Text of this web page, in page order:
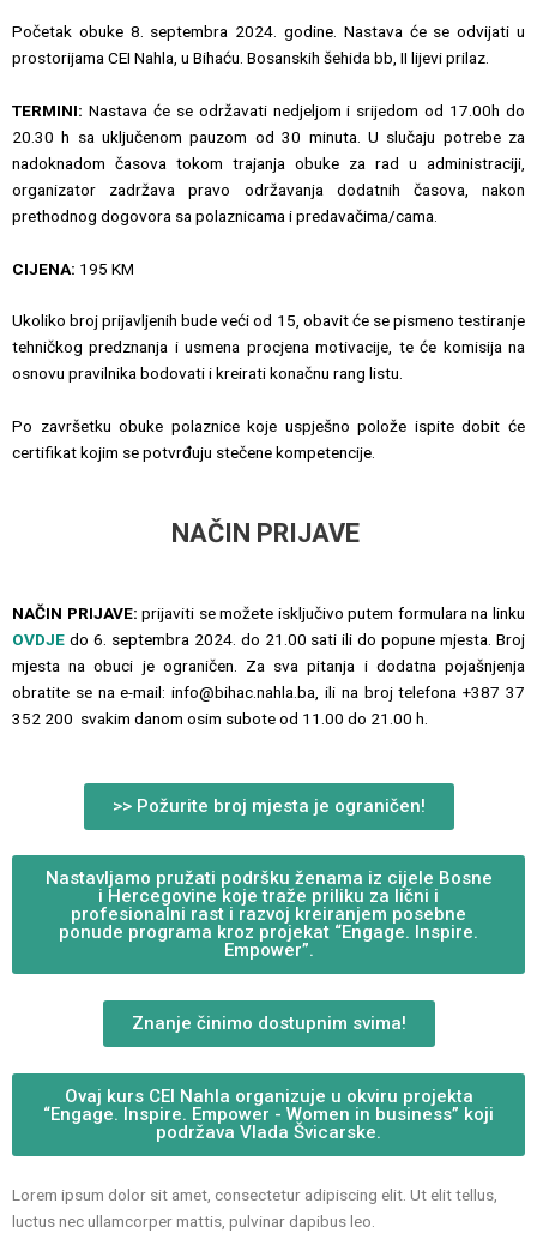
Početak obuke 8. septembra 2024. godine. Nastava će se odvijati u
prostorijama CEI Nahla, u Bihaću. Bosanskih šehida bb, II lijevi prilaz.
TERMINI: Nastava će se održavati nedjeljom i srijedom od 17.00h do
20.30 h sa uključenom pauzom od 30 minuta. U slučaju potrebe za
nadoknadom časova tokom trajanja obuke za rad u administraciji,
organizator zadržava pravo održavanja dodatnih časova, nakon
prethodnog dogovora sa polaznicama i predavačima/cama.
CIJENA: 195 KM
Ukoliko broj prijavljenih bude veći od 15, obavit će se pismeno testiranje
tehničkog predznanja i usmena procjena motivacije, te će komisija na
osnovu pravilnika bodovati i kreirati konačnu rang listu.
Po završetku obuke polaznice koje uspješno polože ispite dobit će
certifikat kojim se potvrđuju stečene kompetencije.
NAČIN PRIJAVE
NAČIN PRIJAVE: prijaviti se možete isključivo putem formulara na linku
OVDJE do 6. septembra 2024. do 21.00 sati ili do popune mjesta. Broj
mjesta na obuci je ograničen. Za sva pitanja i dodatna pojašnjenja
obratite se na e-mail: info@bihac.nahla.ba, ili na broj telefona+387 37
352 200 svakim danom osim subote od 11.00 do 21.00 h.
>> Požurite broj mjesta je ograničen!
Nastavljamo pružati podršku ženama iz cijele Bosne
i Hercegovine koje traže priliku za lični i
profesionalni rast i razvoj kreiranjem posebne
ponude programa kroz projekat “Engage. Inspire.
Empower”.
Znanje činimo dostupnim svima!
Ovaj kurs CEI Nahla organizuje u okviru projekta
“Engage. Inspire. Empower - Women in business” koji
podržava Vlada Švicarske.
Lorem ipsum dolor sit amet, consectetur adipiscing elit. Ut elit tellus,
luctus nec ullamcorper mattis, pulvinar dapibus leo.